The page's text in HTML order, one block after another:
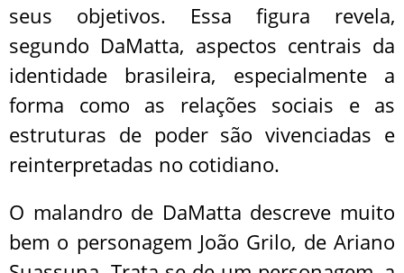
seus objetivos. Essa figura revela,
segundo DaMatta, aspectos centrais da
identidade brasileira, especialmente a
forma como as relações sociais e as
estruturas de poder são vivenciadas e
reinterpretadas no cotidiano.
O malandro de DaMatta descreve muito
bem o personagem João Grilo, de Ariano